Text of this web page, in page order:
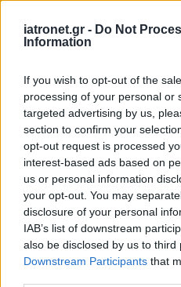
iatronet.gr - Do Not
Information
If you wish to opt-out of the
processing of your personal or
targeted advertising by us,
section to confirm your
opt-out request is processed
interest-based ads based on
us or personal information
your opt-out. You may
disclosure of your personal
IAB’s list of downstream
also be disclosed by us to third
Downstream Participants that